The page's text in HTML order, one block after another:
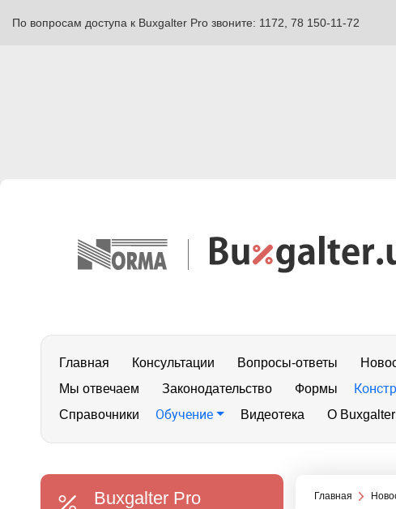
По вопросам доступа к Buxgalter Pro звоните: 1172, 78 150-11-72
Главная Консультации Вопросы-ответы
Мы отвечаем
Законодательство Формы
Справочники Обучение Видеотека О
Buxgalter Pro Главная